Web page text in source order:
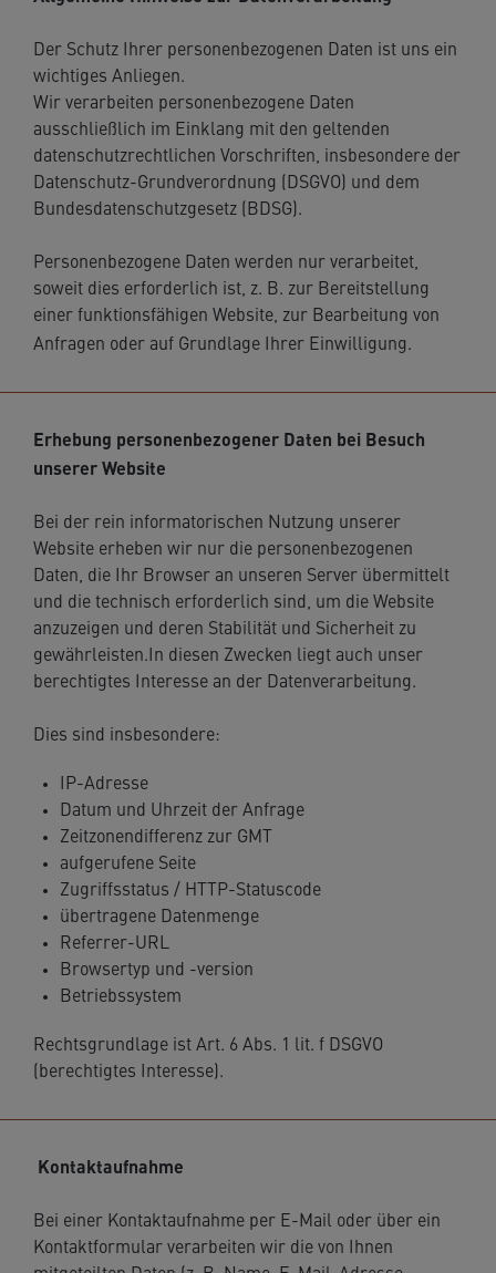
Der Schutz Ihrer personenbezogenen Daten ist uns ein
wichtiges Anliegen.
Wir verarbeiten personenbezogene Daten
ausschließlich im Einklang mit den geltenden
datenschutzrechtlichen Vorschriften, insbesondere der
Datenschutz-Grundverordnung (DSGVO) und dem
Bundesdatenschutzgesetz (BDSG).
Personenbezogene Daten werden nur verarbeitet,
soweit dies erforderlich ist, z. B. zur Bereitstellung
einer funktionsfähigen Website, zur Bearbeitung von
Anfragen oder auf Grundlage Ihrer Einwilligung.
Erhebung personenbezogener Daten bei Besuch
unserer Website
Bei der rein informatorischen Nutzung unserer
Website erheben wir nur die personenbezogenen
Daten, die Ihr Browser an unseren Server übermittelt
und die technisch erforderlich sind, um die Website
anzuzeigen und deren Stabilität und Sicherheit zu
gewährleisten.In diesen Zwecken liegt auch unser
berechtigtes Interesse an der Datenverarbeitung.
Dies sind insbesondere:
IP-Adresse
Datum und Uhrzeit der Anfrage
Zeitzonendifferenz zur GMT
aufgerufene Seite
Zugriffsstatus / HTTP-Statuscode
übertragene Datenmenge
Referrer-URL
Browsertyp und -version
Betriebssystem
Rechtsgrundlage ist Art. 6 Abs. 1 lit. f DSGVO
(berechtigtes Interesse).
Kontaktaufnahme
Bei einer Kontaktaufnahme per E-Mail oder über ein
Kontaktformular verarbeiten wir die von Ihnen